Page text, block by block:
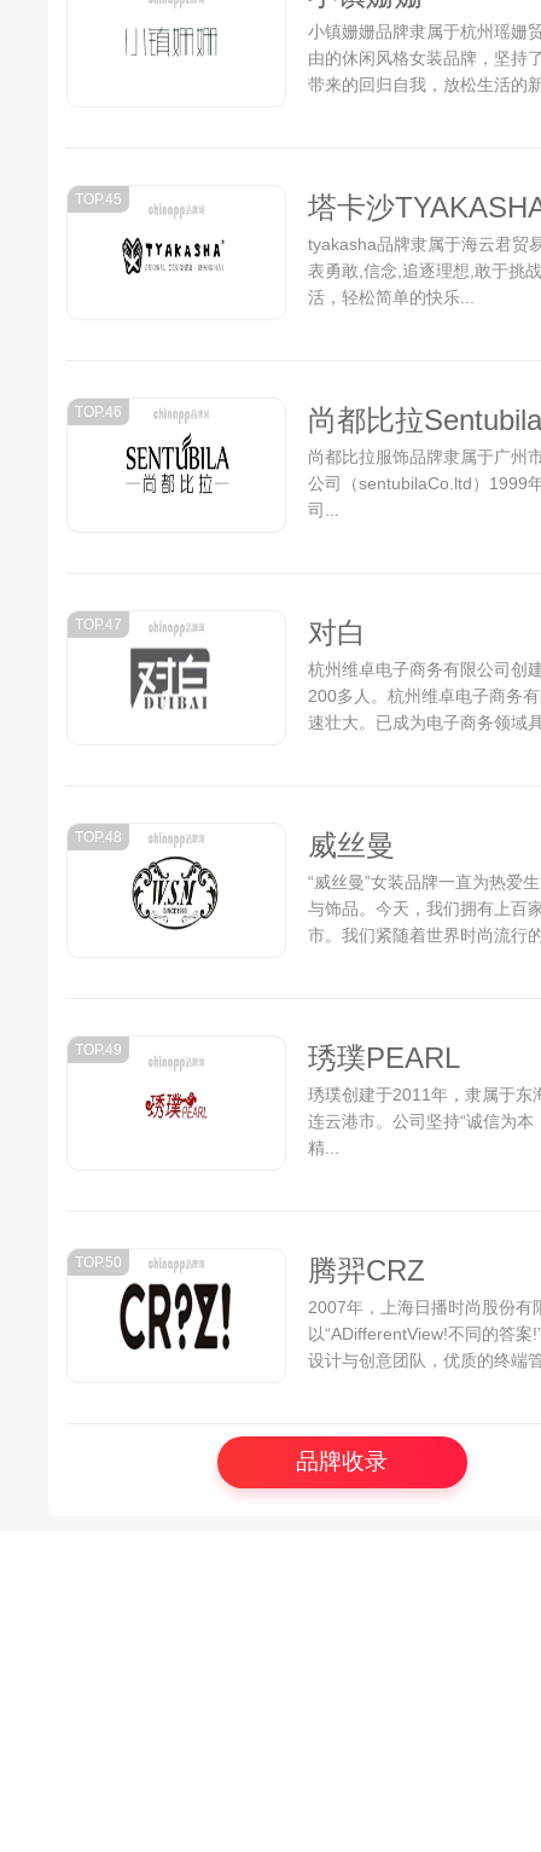
小镇姗姗品牌隶属于杭州瑶姗
由的休闲风格女装品牌，坚持
带来的回归自我，放松生活
TOP.45 塔卡沙
tyakasha品牌隶属于海云君贸
表勇敢,信念,追逐理想,敢于挑
活，轻松简单的快乐...
TOP.46 尚都比拉Sentubila
尚都比拉服饰品牌隶属于广州
公司（sentubilaCo.ltd）1999
司...
TOP.47 对白
杭州维卓电子商务有限公司创
200多人。杭州维卓电子商务
速壮大。已成为电子商务领域
TOP.48 威丝曼
“威丝曼”女装品牌一直为热爱
与饰品。今天，我们拥有上百
市。我们紧随着世界时尚流行
TOP.49 琇璞PEARL
琇璞创建于2011年，隶属于东
连云港市。公司坚持“诚信为
精...
TOP.50 腾羿CRZ
2007年，上海日播时尚股份有
以“ADifferentView!不同的答
设计与创意团队，优质的终端
品牌收录